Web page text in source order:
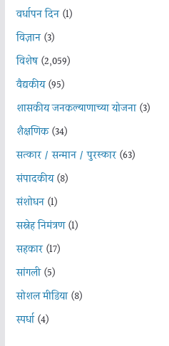
वर्धापन दिन(1)
विज्ञान(3)
विशेष(2,059)
वैद्यकीय(95)
शासकीय जनकल्याणाच्या योजना(3)
शैक्षणिक(34)
सत्कार / सन्मान / पुरस्कार(63)
संपादकीय(8)
संशोधन(1)
सस्नेह निमंत्रण(1)
सहकार(17)
सांगली(5)
सोशल मीडिया(8)
स्पर्धा(4)